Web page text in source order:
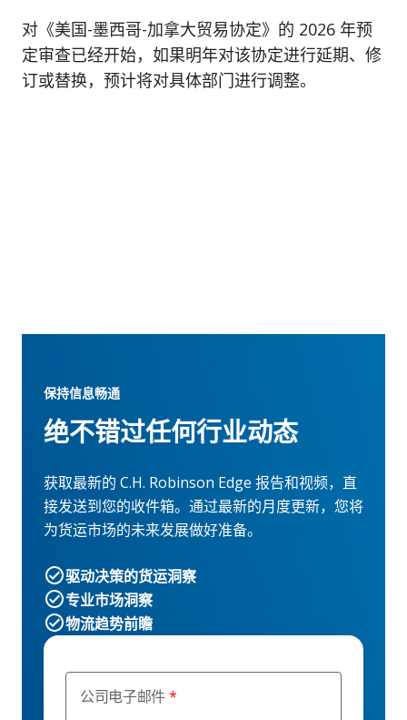
对《美国-墨西哥-加拿大贸易协定》的 2026 年预
定审查已经开始，如果明年对该协定进行延期、修
订或替换，预计将对具体部门进行调整。
公司电子邮件
保持信息畅通
绝不错过任何行业动态
获取最新的 C.H. Robinson Edge 报告和视频，直
接发送到您的收件箱。通过最新的月度更新，您将
为货运市场的未来发展做好准备。
驱动决策的货运洞察
专业市场洞察
物流趋势前瞻